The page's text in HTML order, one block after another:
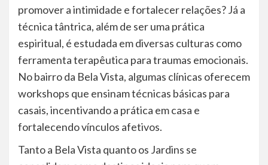
promover a intimidade e fortalecer relações? Já a
técnica tântrica, além de ser uma prática
espiritual, é estudada em diversas culturas como
ferramenta terapêutica para traumas emocionais.
No bairro da Bela Vista, algumas clínicas oferecem
workshops que ensinam técnicas básicas para
casais, incentivando a prática em casa e
fortalecendo vínculos afetivos.
Tanto a Bela Vista quanto os Jardins se